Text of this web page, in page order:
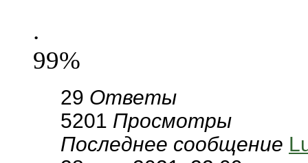
.
99%
29 Ответы
5201 Просмотры
Последнее сообщение